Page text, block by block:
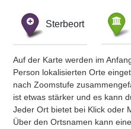
Sterbeort
Auf der Karte werden im
Person lokalisierten Orte
nach Zoomstufe
ist etwas stärker und es kann
Jeder Ort bietet bei Klick oder
Über den Ortsnamen kann